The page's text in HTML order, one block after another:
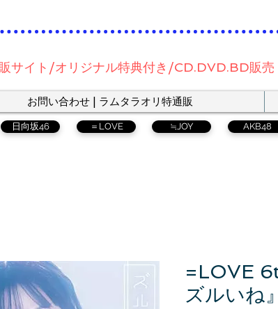
サイト/オリジナル特典付き/CD.DVD.BD販売
日向坂46 ＝LOVE ≒JOY AKB48
お問い合わせ | ラムタラオリ特通販
=LOVE
ズルい